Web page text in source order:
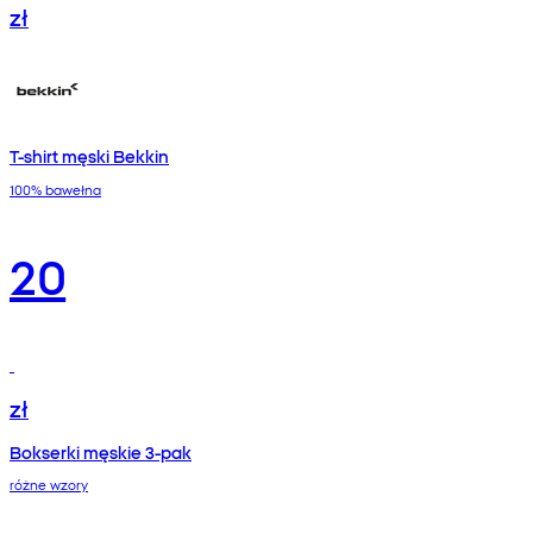
zł
T-shirt męski Bekkin
100% bawełna
20
zł
Bokserki męskie 3-pak
różne wzory